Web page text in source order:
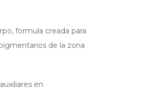
formula creada para
de la zona
en